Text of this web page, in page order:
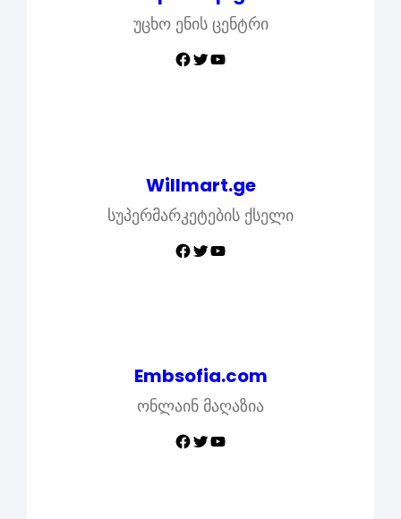
უცხო ენის ცენტრი
Facebook Twitter YouTube
Willmart.ge
სუპერმარკეტების ქსელი
Facebook Twitter YouTube
Embsofia.com
ონლაინ მაღაზია
Facebook Twitter YouTube